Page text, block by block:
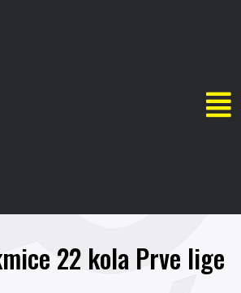
22 kola Prve lige